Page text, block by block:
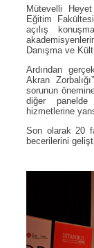
Mütevelli
Eğitim
açılış
Danışma ve
Ardından
Akran
sorunun
diğer
hizmetlerine
Son olarak 20
becerilerini